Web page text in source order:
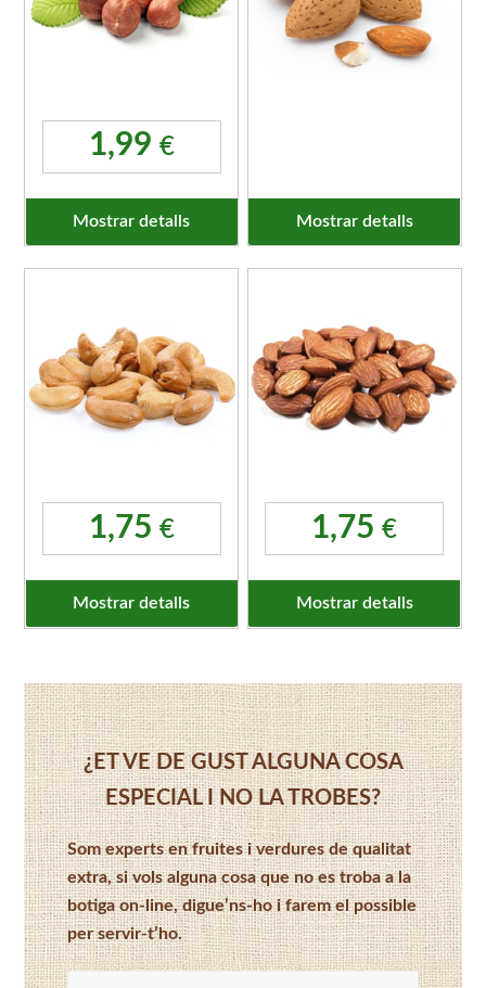
1,99 €
Mostrar detalls Mostrar detalls
1,75 €
Mostrar detalls
1,75€
Mostrar detalls
¿ET VE DE GUST ALGUNA COSA
ESPECIAL I NO LA TROBES?
Som experts en fruites i verdures de qualitat
extra, si vols alguna cosa que no es troba a la
botiga on-line, digue’ns-ho i farem el possible
per servir-t’ho.